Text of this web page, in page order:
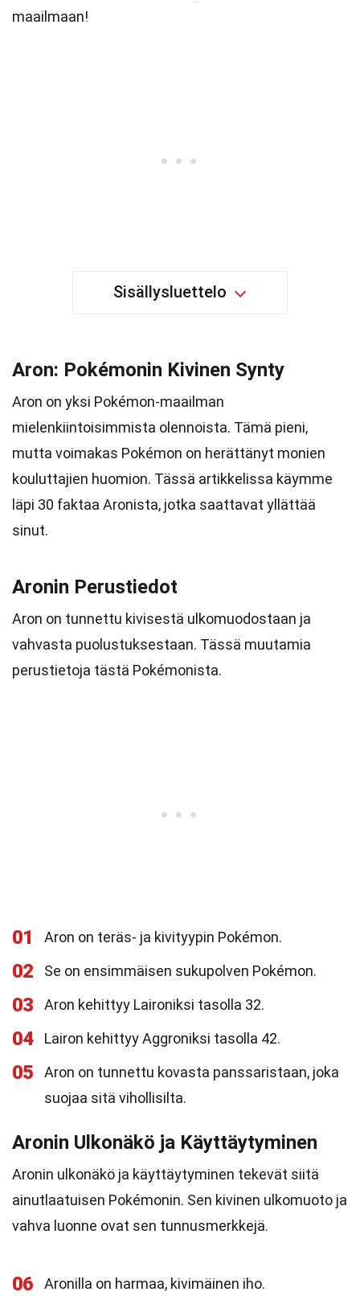
maailmaan!
Sisällysluettelo
Aron: Pokémonin Kivinen Synty
Aron on yksi Pokémon-maailman
mielenkiintoisimmista olennoista. Tämä pieni,
mutta voimakas Pokémon on herättänyt monien
kouluttajien huomion. Tässä artikkelissa käymme
läpi 30 faktaa Aronista, jotka saattavat yllättää
sinut.
Aronin Perustiedot
Aron on tunnettu kivisestä ulkomuodostaan ja
vahvasta puolustuksestaan. Tässä muutamia
perustietoja tästä Pokémonista.
01 Aron on teräs- ja kivityypin Pokémon.
02 Se on ensimmäisen sukupolven Pokémon.
03 Aron kehittyy Laironiksi tasolla 32.
04 Lairon kehittyy Aggroniksi tasolla 42.
05
Aron on tunnettu kovasta panssaristaan, joka
suojaa sitä vihollisilta.
Aronin Ulkonäkö ja Käyttäytyminen
Aronin ulkonäkö ja käyttäytyminen tekevät siitä
ainutlaatuisen Pokémonin. Sen kivinen ulkomuoto ja
vahva luonne ovat sen tunnusmerkkejä.
06 Aronilla on harmaa, kivimäinen iho.